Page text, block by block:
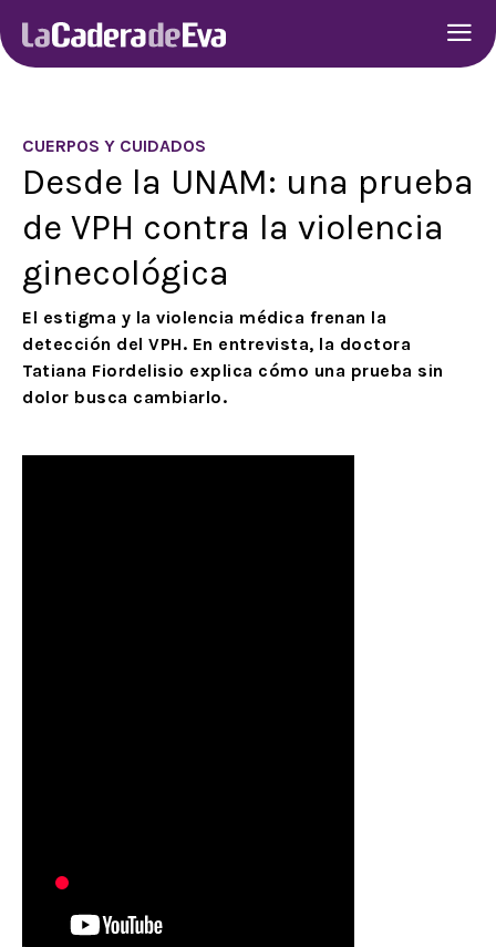
CUERPOS Y CUIDADOS
Desde la UNAM: una prueba
de VPH contra la violencia
ginecológica
El estigma y la violencia médica frenan la
detección del VPH. En entrevista, la doctora
Tatiana Fiordelisio explica cómo una prueba sin
dolor busca cambiarlo.